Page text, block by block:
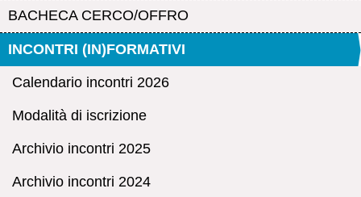
BACHECA CERCO/OFFRO
INCONTRI (IN)FORMATIVI
Calendario incontri 2026
Modalità di iscrizione
Archivio incontri 2025
Archivio incontri 2024